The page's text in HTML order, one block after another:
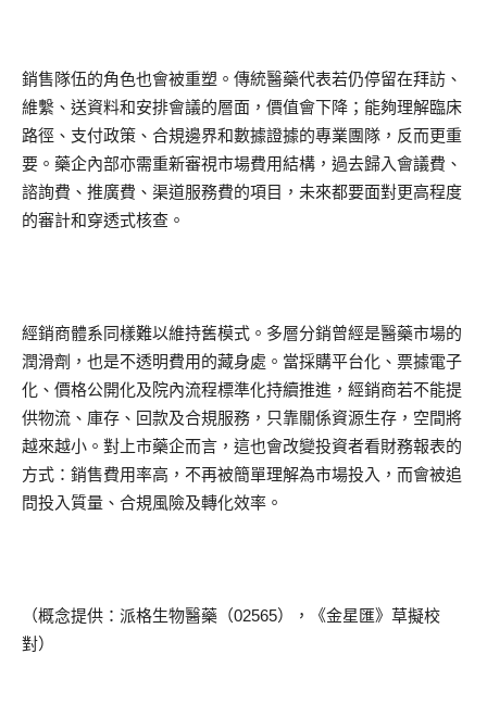
銷售隊伍的角色也會被重塑。傳統醫藥代表若仍停留在拜訪、
維繫、送資料和安排會議的層面，價值會下降；能夠理解臨床
路徑、支付政策、合規邊界和數據證據的專業團隊，反而更重
要。藥企內部亦需重新審視市場費用結構，過去歸入會議費、
諮詢費、推廣費、渠道服務費的項目，未來都要面對更高程度
的審計和穿透式核查。
經銷商體系同樣難以維持舊模式。多層分銷曾經是醫藥市場的
潤滑劑，也是不透明費用的藏身處。當採購平台化、票據電子
化、價格公開化及院內流程標準化持續推進，經銷商若不能提
供物流、庫存、回款及合規服務，只靠關係資源生存，空間將
越來越小。對上市藥企而言，這也會改變投資者看財務報表的
方式：銷售費用率高，不再被簡單理解為市場投入，而會被追
問投入質量、合規風險及轉化效率。
（概念提供：派格生物醫藥（02565），《金星匯》草擬校
對）